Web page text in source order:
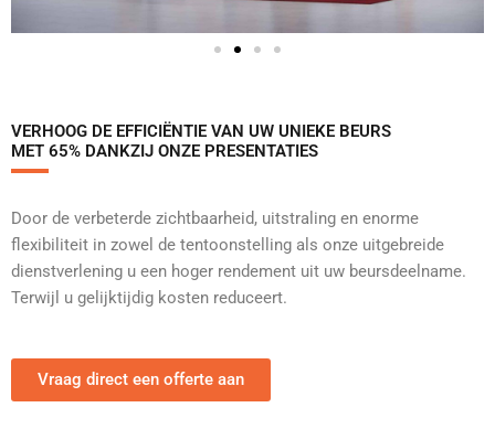
VERHOOG DE EFFICIËNTIE VAN UW UNIEKE BEURS
MET 65% DANKZIJ ONZE PRESENTATIES
Door de verbeterde zichtbaarheid, uitstraling en enorme
flexibiliteit in zowel de tentoonstelling als onze uitgebreide
dienstverlening u een hoger rendement uit uw beursdeelname.
Terwijl u gelijktijdig kosten reduceert.
Vraag direct een offerte aan